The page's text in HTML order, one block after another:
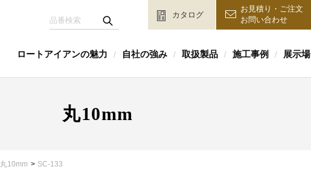
カタログ
お見積り・ご注文
お問い合わせ
ロートアイアンの魅力 / 自社の強み / 取扱製品 / 施工事例 / 展示場
丸10mm
丸10mm SC-133